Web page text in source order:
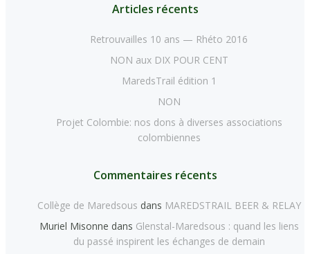
Articles récents
Retrouvailles 10 ans — Rhéto 2016
NON aux DIX POUR CENT
MaredsTrail édition 1
NON
Projet Colombie: nos dons à diverses associations
colombiennes
Commentaires récents
Collège de Maredsous dans MAREDSTRAIL BEER & RELAY
Muriel Misonne dans Glenstal-Maredsous : quand les liens
du passé inspirent les échanges de demain